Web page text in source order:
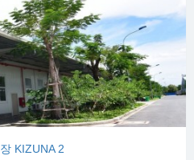
KIZUNA 2